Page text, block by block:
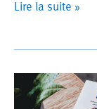
Retrouvez-
JANE
(Journée
Lire la suite »